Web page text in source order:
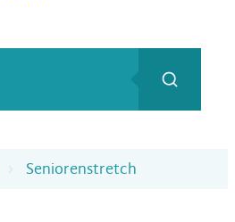
Zoeken
Seniorenstretch